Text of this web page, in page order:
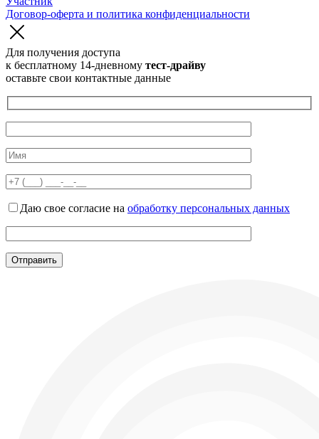
Договор-оферта и политика конфиденциальности
Для получения доступа
к бесплатному 14-дневному тест-драйву
оставьте свои контактные данные
Даю свое согласие на обработку персональных данных